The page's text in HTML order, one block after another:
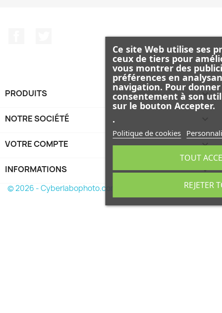
Ce site Web utilise ses
ceux de tiers pour
vous montrer des
préférences en
navigation. Pour
consentement à son
sur le bouton Accepter.
.
Politique de cookies
REJETER
TOUT
PRODUITS 
NOTRE SOCIÉTÉ
VOTRE COMPTE 
INFORMATIONS keyboard_arrow_down
© 2026 - Cyberlabophoto.com